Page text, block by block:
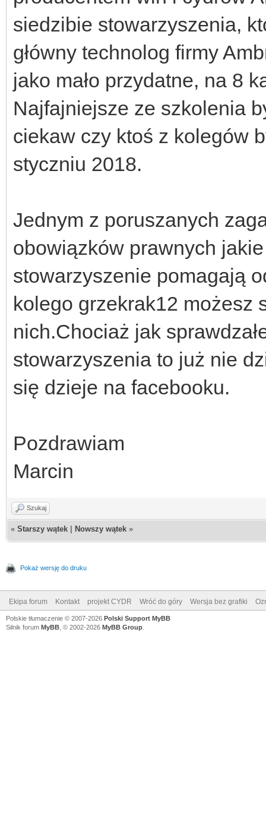
siedzibie stowarzyszenia,
główny technolog firmy
jako mało przydatne, na 8
Najfajniejsze ze szkolenia
ciekaw czy ktoś z kolegów
styczniu 2018.
Jednym z poruszanych
obowiązków prawnych
stowarzyszenie pomagają
kolego grzekrak12 możesz
nich.Chociaż jak
stowarzyszenia to już nie
się dzieje na facebooku.
Pozdrawiam
Marcin
Szukaj
« Starszy wątek Nowszy wątek »
Pokaż wersję do druku
Ekipa forum Kontakt projekt CYDR Wróć do góry Wersja bez grafiki
Polskie tłumaczenie © 2007-2026 Polski Support MyBB
Silnik forum MyBB , © 2002-2026 MyBB Group